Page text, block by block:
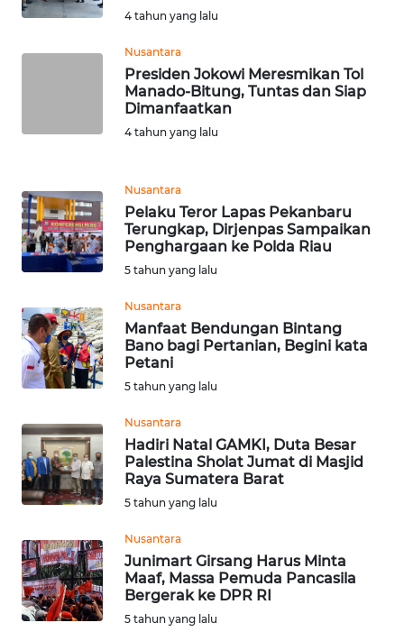
4 tahun yang lalu
Nusantara
Presiden Jokowi Meresmikan Tol
Manado-Bitung, Tuntas dan Siap
Dimanfaatkan
4 tahun yang lalu
Nusantara
Pelaku Teror Lapas Pekanbaru
Terungkap, Dirjenpas Sampaikan
Penghargaan ke Polda Riau
5 tahun yang lalu
Nusantara
Manfaat Bendungan Bintang
Bano bagi Pertanian, Begini kata
Petani
5 tahun yang lalu
Nusantara
Hadiri Natal GAMKI, Duta Besar
Palestina Sholat Jumat di Masjid
Raya Sumatera Barat
5 tahun yang lalu
Nusantara
Junimart Girsang Harus Minta
Maaf, Massa Pemuda Pancasila
Bergerak ke DPR RI
5 tahun yang lalu
WN
TAPANULI
UTARA
WN
SAMOSIR
WN
WN
SUMEDANG
CIANJUR
WN
KEPULAUAN